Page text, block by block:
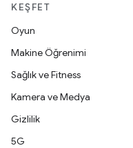
KEŞFET
Oyun
Makine Öğrenimi
Sağlık ve Fitness
Kamera ve Medya
Gizlilik
5G